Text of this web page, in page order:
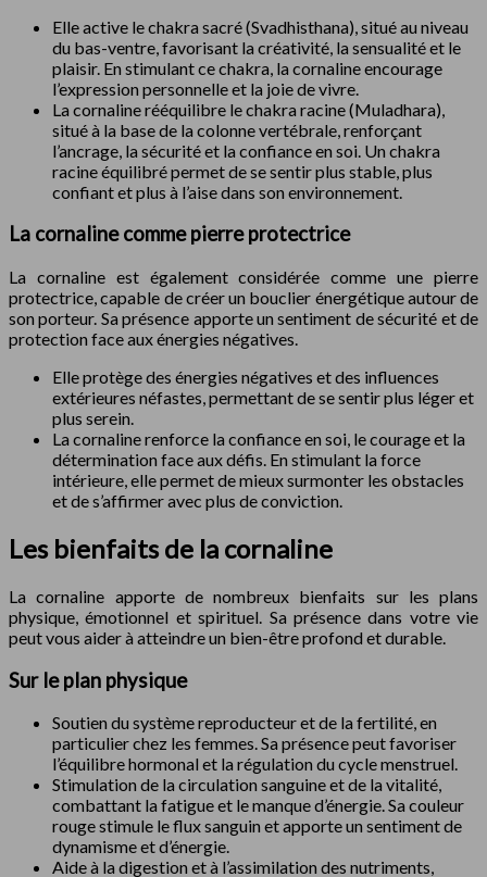
Elle active le chakra sacré (Svadhisthana), situé au niveau
du bas-ventre, favorisant la créativité, la sensualité et le
plaisir. En stimulant ce chakra, la cornaline encourage
l’expression personnelle et la joie de vivre.
La cornaline rééquilibre le chakra racine (Muladhara),
situé à la base de la colonne vertébrale, renforçant
l’ancrage, la sécurité et la confiance en soi. Un chakra
racine équilibré permet de se sentir plus stable, plus
confiant et plus à l’aise dans son environnement.
La cornaline comme pierre protectrice
La cornaline est également considérée comme une pierre
protectrice, capable de créer un bouclier énergétique autour de
son porteur. Sa présence apporte un sentiment de sécurité et de
protection face aux énergies négatives.
Elle protège des énergies négatives et des influences
extérieures néfastes, permettant de se sentir plus léger et
plus serein.
La cornaline renforce la confiance en soi, le courage et la
détermination face aux défis. En stimulant la force
intérieure, elle permet de mieux surmonter les obstacles
et de s’affirmer avec plus de conviction.
Les bienfaits de la cornaline
La cornaline apporte de nombreux bienfaits sur les plans
physique, émotionnel et spirituel. Sa présence dans votre vie
peut vous aider à atteindre un bien-être profond et durable.
Sur le plan physique
Soutien du système reproducteur et de la fertilité, en
particulier chez les femmes. Sa présence peut favoriser
l’équilibre hormonal et la régulation du cycle menstruel.
Stimulation de la circulation sanguine et de la vitalité,
combattant la fatigue et le manque d’énergie. Sa couleur
rouge stimule le flux sanguin et apporte un sentiment de
dynamisme et d’énergie.
Aide à la digestion et à l’assimilation des nutriments,